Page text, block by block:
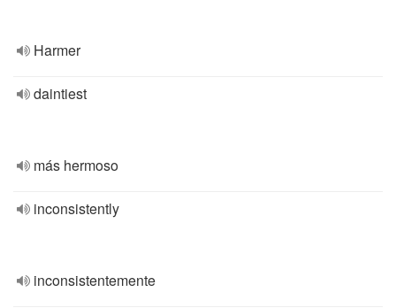
Harmer
daintiest
más hermoso
inconsistently
inconsistentemente